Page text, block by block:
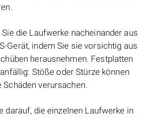
die Laufwerke nacheinander aus
Gerät, indem Sie sie vorsichtig aus
herausnehmen. Festplatten
Stöße oder Stürze können
Schäden verursachen.
darauf, die einzelnen Laufwerke in